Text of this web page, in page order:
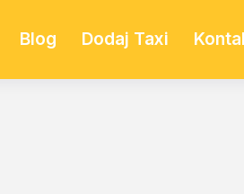
Blog Dodaj Taxi